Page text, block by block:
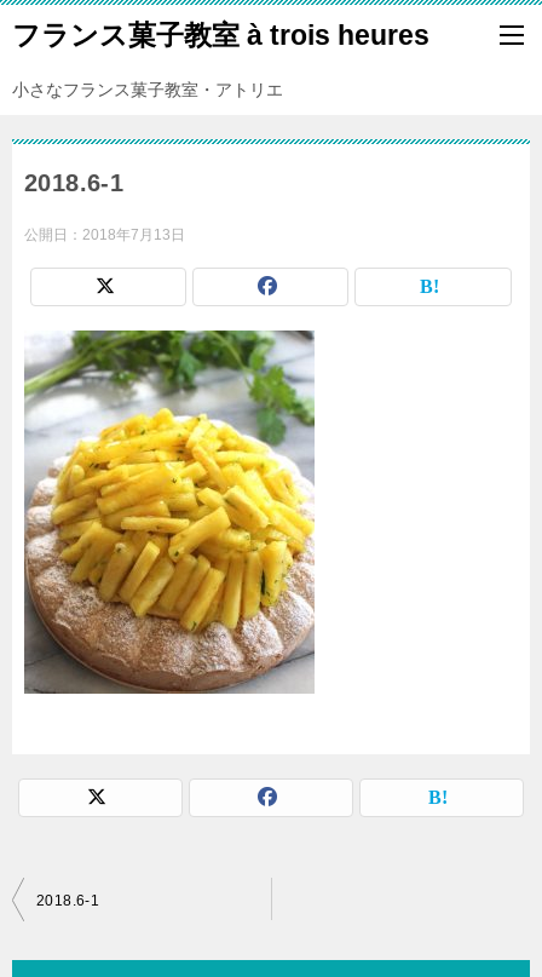
フランス菓子教室 à trois heures
小さなフランス菓子教室・アトリエ
2018.6-1
公開日： 2018年7月13日
投
2018.6-1